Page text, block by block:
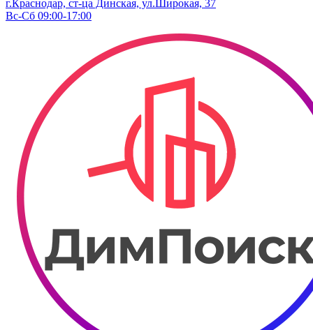
г.Краснодар, ст-ца Динская, ул.Широкая, 37
Вс-Сб 09:00-17:00